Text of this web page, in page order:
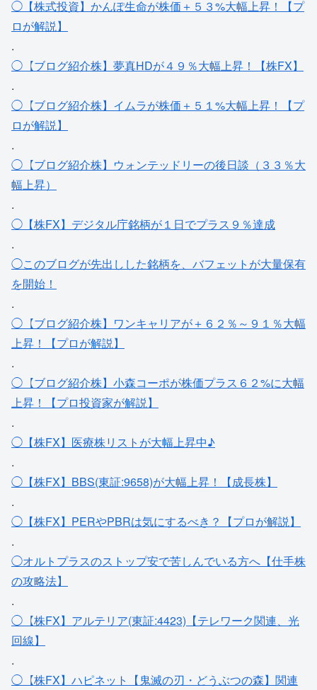
◯【株式投資】かんぽ生命が株価＋５３%大幅上昇！【プ
ロが解説】
.
◯【ブログ紹介株】夢真HDが４９％大幅上昇！【株FX】
.
◯【ブログ紹介株】イムラが株価＋５１%大幅上昇！【プ
ロが解説】
.
◯【ブログ紹介株】ウォンテッドリーの後日談（３３％大
幅上昇）
.
◯【株FX】デジタル庁銘柄が１日でプラス９％達成
.
◯このブログが先出しした銘柄を、バフェットが大量保有
を開始！
.
◯【ブログ紹介株】ワンキャリアが＋６２％～９１％大幅
上昇！【プロが解説】
.
◯【ブログ紹介株】小森コーポが株価プラス６２%に大幅
上昇！【プロ投資家が解説】
.
◯【株FX】医療株リストが大幅上昇中♪
.
◯【株FX】BBS(東証:9658)が大幅上昇！【成長株】
.
◯【株FX】PERやPBRは気にするべき？【プロが解説】
.
◯オルトプラスのストップ安で苦しんでいる方へ【仕手株
の攻略法】
.
◯【株FX】アルテリア(東証:4423)【テレワーク関連、光
回線】
.
◯【株FX】ハピネット【鬼滅の刃・どうぶつの森】関連